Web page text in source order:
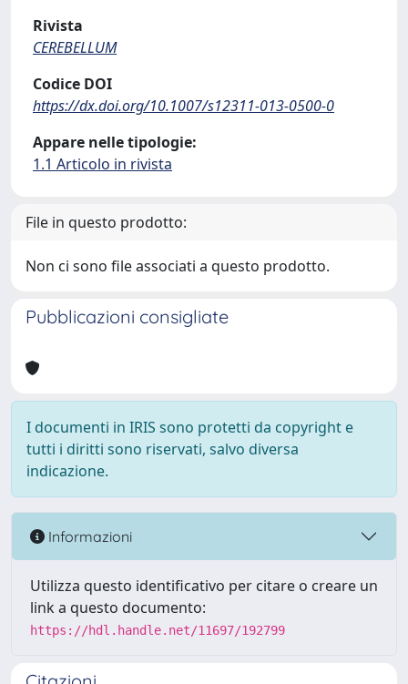
Rivista
CEREBELLUM
Codice DOI
https://dx.doi.org/10.1007/s12311-013-0500-0
Appare nelle tipologie:
1.1 Articolo in rivista
File in questo prodotto:
Non ci sono file associati a questo prodotto.
Pubblicazioni consigliate
I documenti in IRIS sono protetti da copyright e
tutti i diritti sono riservati, salvo diversa
indicazione.
Informazioni
Utilizza questo identificativo per citare o creare un
link a questo documento:
https://hdl.handle.net/11697/192799